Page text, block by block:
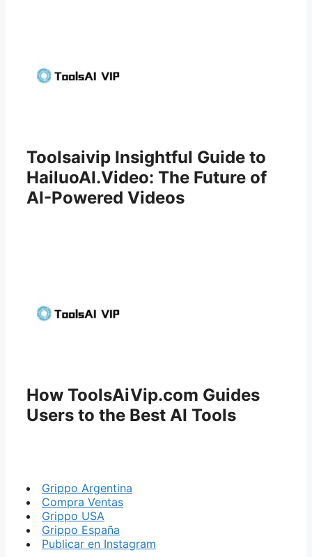
Toolsaivip Insightful Guide to
HailuoAI.Video: The Future of
AI-Powered Videos
How ToolsAiVip.com Guides
Users to the Best AI Tools
Grippo Argentina
Compra Ventas
Grippo USA
Grippo España
Publicar en Instagram